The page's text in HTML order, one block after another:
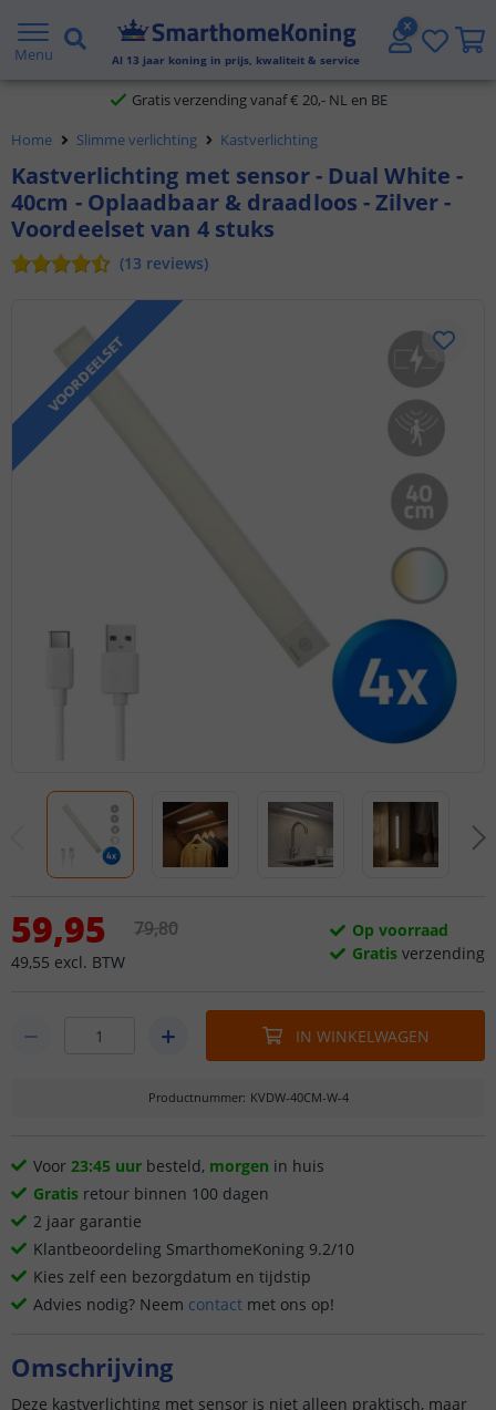
Menu Al 13 jaar koning in prijs, kwaliteit & service
2 jaar garantie
Gratis verzending vanaf € 20,- NL en BE
Klantbeoordeling 9.1
Voor 23:45 uur besteld,morgen in huis
Home Slimme verlichting Kastverlichting
Kastverlichting met sensor - Dual White -
40cm - Oplaadbaar & draadloos - Zilver -
Voordeelset van 4 stuks
(13 reviews)
VOORDEELSET
59,95
49,55 excl. BTW
79,80
Op voorraad
Gratis verzending
IN WINKELWAGEN
Productnummer: KVDW-40CM-W-4
Voor 23:45 uur besteld, morgen in huis
Gratis retour binnen 100 dagen
2 jaar garantie
Klantbeoordeling SmarthomeKoning 9.2/10
Kies zelf een bezorgdatum en tijdstip
Advies nodig? Neem contact met ons op!
Omschrijving
Deze kastverlichting met sensor is niet alleen praktisch, maar